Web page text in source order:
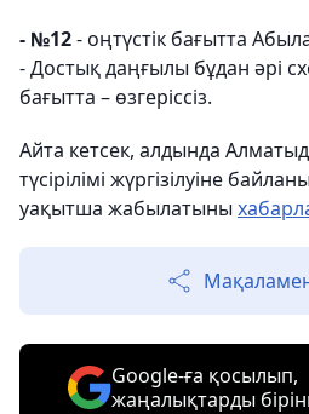
- №12- оңтүстік бағытта
- Достық даңғылы бұдан әрі
бағытта – өзгеріссіз.
Айта кетсек, алдында
түсірілімі жүргізілуіне
уақытша жабылатыны
Google-ға қосылып,
жаңалықтарды